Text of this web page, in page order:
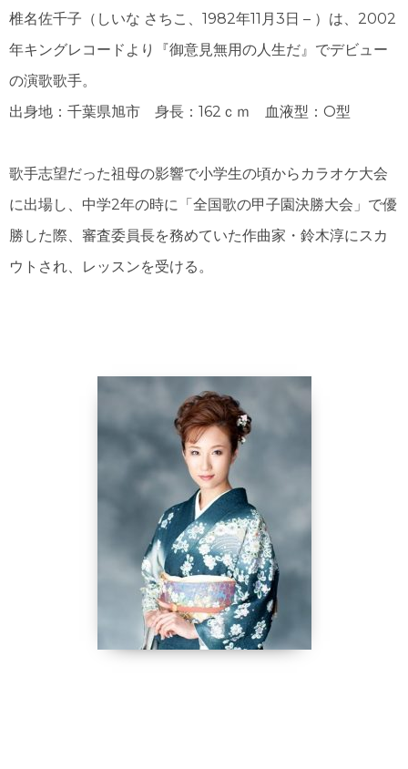
椎名佐千子 （しいな さちこ、1982年11月3日 – ）は、2002
年キングレコードより『御意見無用の人生だ』でデビュー
の演歌歌手。
出身地：千葉県旭市 身長：162ｃｍ 血液型：O型
歌手志望だった祖母の影響で小学生の頃からカラオケ大会
に出場し、中学2年の時に「全国歌の甲子園決勝大会」で優
勝した際、審査委員長を務めていた作曲家・鈴木淳にスカ
ウトされ、レッスンを受ける。